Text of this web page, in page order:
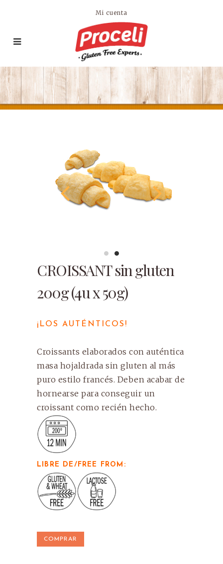
Mi cuenta
CROISSANT sin gluten
200g (4u x 50g)
¡LOS AUTÉNTICOS!
Croissants elaborados con auténtica
masa hojaldrada sin gluten al más
puro estilo francés. Deben acabar de
hornearse para conseguir un
croissant como recién hecho.
LIBRE DE/FREE FROM:
COMPRAR